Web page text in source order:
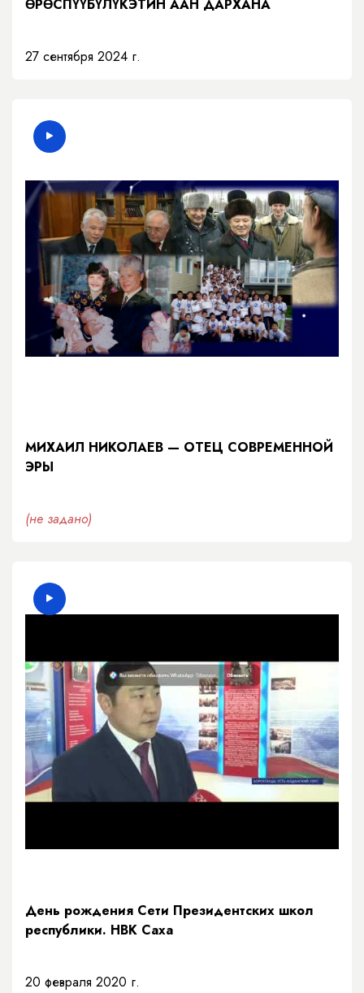
ӨРӨСПҮҮБҮЛҮКЭТИН ААН ДАРХАНА
27 сентября 2024 г.
МИХАИЛ НИКОЛАЕВ — ОТЕЦ СОВРЕМЕННОЙ
ЭРЫ
(не задано)
День рождения Сети Президентских школ
республики. НВК Саха
20 февраля 2020 г.